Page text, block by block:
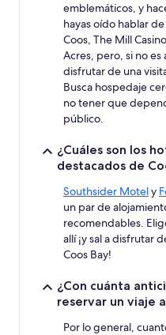
emblemáticos, y
hayas oído hablar
Coos, The Mill
Acres, pero, si no es
disfrutar de una
Busca hospedaje
no tener que
público.
¿Cuáles son los
destacados de
Southsider Motely
un par de
recomendables.
allí ¡y sal a disfrutar
Coos Bay!
¿Con cuánta
reservar un viaje
Por lo general,